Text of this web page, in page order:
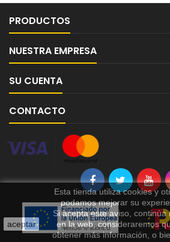
PRODUCTOS
NUESTRA EMPRESA
SU CUENTA
CONTACTO
aceptar
Esta tienda utiliza cookies y
podamos mejorar su
Si acepta este aviso,
en la web, consideraremos
obtener más información, o